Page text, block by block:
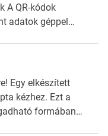
A QR-kódok
adatok géppel
leolvasó
képes az URL-
a cég
a felhasználó
Egy elkészített
kézhez. Ezt a
formában